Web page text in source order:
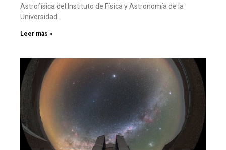
Astrofísica del Instituto de Física y Astronomía de la
Universidad
Leer más »